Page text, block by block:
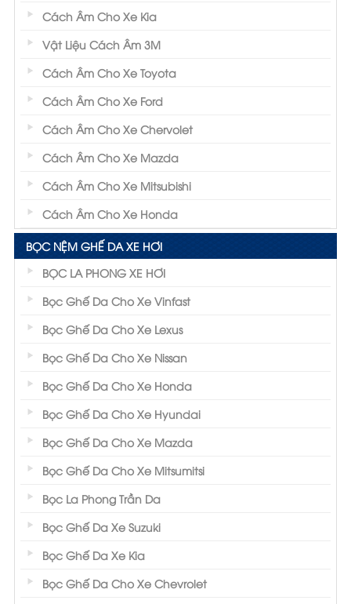
Cách Âm Cho Xe Kia
Vật Liệu Cách Âm 3M
Cách Âm Cho Xe Toyota
Cách Âm Cho Xe Ford
Cách Âm Cho Xe Chervolet
Cách Âm Cho Xe Mazda
Cách Âm Cho Xe Mitsubishi
Cách Âm Cho Xe Honda
BỌC NỆM GHẾ DA XE HƠI
BỌC LA PHONG XE HƠI
Bọc Ghế Da Cho Xe Vinfast
Bọc Ghế Da Cho Xe Lexus
Bọc Ghế Da Cho Xe Nissan
Bọc Ghế Da Cho Xe Honda
Bọc Ghế Da Cho Xe Hyundai
Bọc Ghế Da Cho Xe Mazda
Bọc Ghế Da Cho Xe Mitsumitsi
Bọc La Phong Trần Da
Bọc Ghế Da Xe Suzuki
Bọc Ghế Da Xe Kia
Bọc Ghế Da Cho Xe Chevrolet